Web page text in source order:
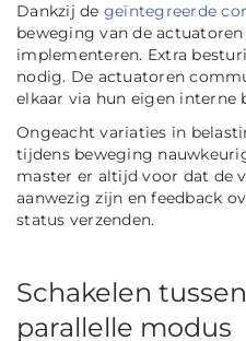
Dankzij de geïntegreerde
beweging van de
implementeren. Extra
nodig. De actuatoren
elkaar via hun eigen interne
Ongeacht variaties in
tijdens beweging
master er altijd voor dat de
aanwezig zijn en feedback
status verzenden.
Schakelen
parallelle modus